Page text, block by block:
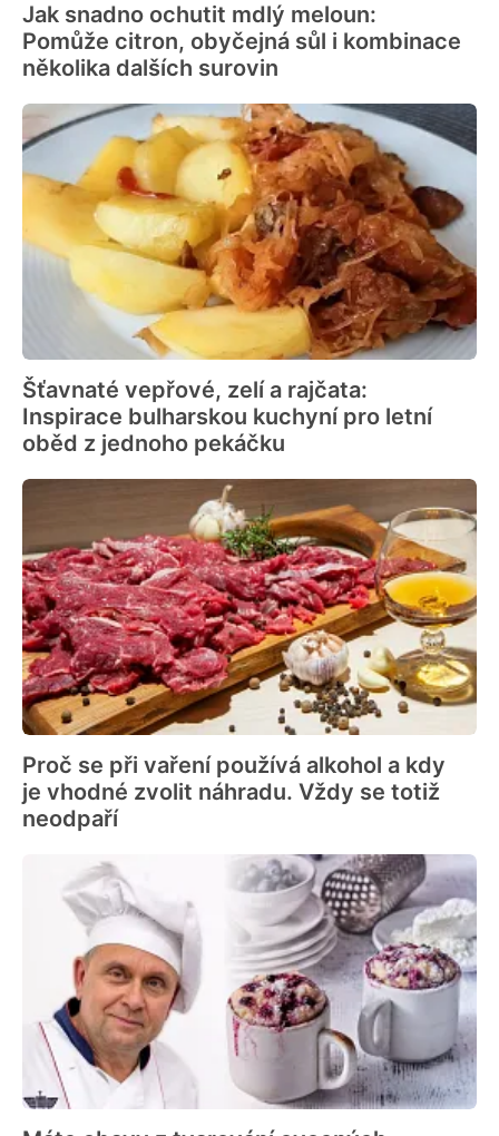
Jak snadno ochutit mdlý meloun:
Pomůže citron, obyčejná sůl i kombinace
několika dalších surovin
Šťavnaté vepřové, zelí a rajčata:
Inspirace bulharskou kuchyní pro letní
oběd z jednoho pekáčku
Proč se při vaření používá alkohol a kdy
je vhodné zvolit náhradu. Vždy se totiž
neodpaří